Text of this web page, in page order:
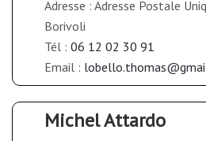
Adresse : Adresse Postale
Borivoli
Tél : 06 12 02 30 91
Email :
Michel Attardo